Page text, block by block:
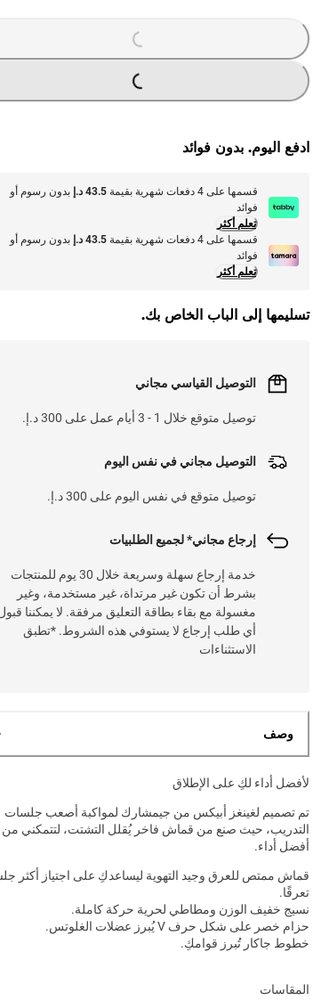
LOADING...
LOADING...
ادفع اليوم. بدون فوائد
قسمها على 4 دفعات شهرية بقيمة 43.5 د.إ
بدون رسوم أو
فوائد
تعلم أكثر
قسمها على 4 دفعات شهرية بقيمة
43.5 د.إ
بدون رسوم أو
فوائد
تعلم أكثر
تسليمها إلى الباب الخاص بك.
التوصيل القياسي مجاني
توصيل متوقع خلال 1 - 3 أيام عمل على 300 د.إ.
التوصيل مجاني في نفس اليوم
توصيل متوقع في نفس اليوم على 300 د.إ.
إرجاع مجاني* لجميع الطلبيات
خدمة إرجاع سهلة وسريعة خلال 30 يوم للمنتجات
بشرط أن تكون غير مرتداة، غير مستخدمة، وغير
مغسولة مع بقاء بطاقة التعليق مرفقة. لا يمكننا
أي طلب إرجاع لا يستوفي هذه الشروط. *تطبق
الاستثناءات
وصف
لأفضل أداء لكِ على الإطلاق
تم تصميم لغينغز أبيكس من جيمشارك لمواكبة أصعب جلسات
التدريب، حيث صنع من قماش فاخر يُقلل التشتت، لتتمكني من
أفضل أداء.
قماش ممتص للعرق وجيد التهوية ليساعدكِ على اجتياز أكثر
تعرقًا.
نسيج خفيف الوزن ومطاطي لحرية حركة كاملة.
حزام خصر على شكل حرف V يُبرز عضلات الغلوتس.
خطوط جاكار تُبرز قوامكِ.
المقاسات